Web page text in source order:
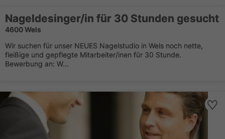
Nageldesinger/in für 30 Stunden gesucht
4600 Wels
Wir suchen für unser NEUES Nagelstudio in Wels noch nette,
fleißige und gepflegte Mitarbeiter/inen für 30 Stunde.
Bewerbung an: W...